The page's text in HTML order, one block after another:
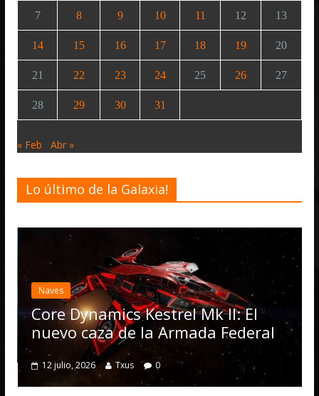
7 8 9 10 11 12 13
14 15 16 17 18 19 20
21 22 23 24 25 26 27
28 29 30 31
« Feb Abr »
Lo último de la Galaxia!
Kestrel Mk II: El
caza de la Armada Federal
2026 Txus 0
Elite